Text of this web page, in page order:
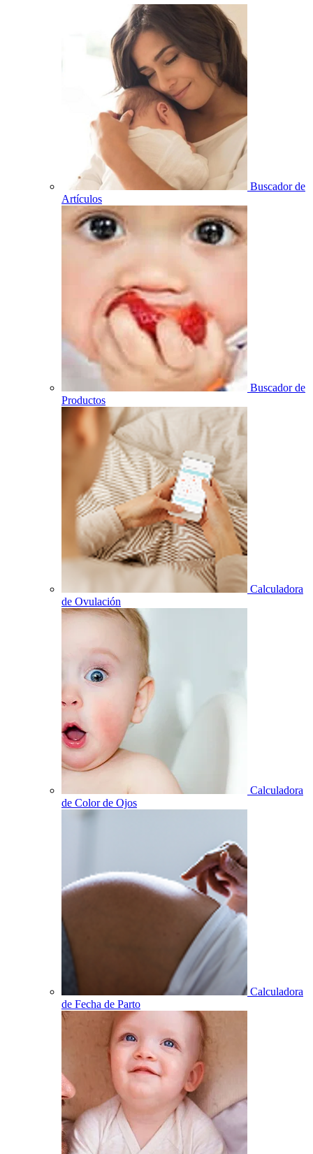
Buscador de
Artículos
Buscador de
Productos
Calculadora
de Ovulación
Calculadora
de Color de Ojos
Calculadora
de Fecha de Parto